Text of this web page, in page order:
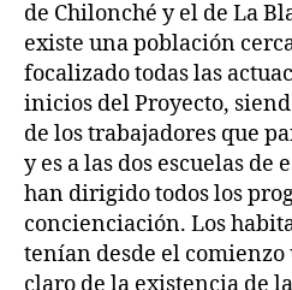
de Chilonché y el de La
existe una población
focalizado todas las
inicios del Proyecto,
de los trabajadores que
y es a las dos escuelas de
han dirigido todos los
concienciación. Los
tenían desde el
claro de la existencia de